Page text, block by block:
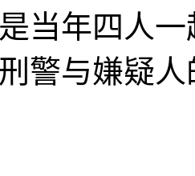
当年四人
警与嫌疑